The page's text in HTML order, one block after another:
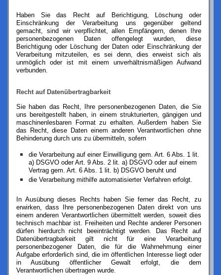
Haben Sie das Recht auf Berichtigung, Löschung oder
Einschränkung der Verarbeitung uns gegenüber geltend
gemacht, sind wir verpflichtet, allen Empfängern, denen Ihre
personenbezogenen Daten offengelegt wurden, diese
Berichtigung oder Löschung der Daten oder Einschränkung der
Verarbeitung mitzuteilen, es sei denn, dies erweist sich als
unmöglich oder ist mit einem unverhältnismäßigen Aufwand
verbunden.
Recht auf Datenübertragbarkeit
Sie haben das Recht, Ihre personenbezogenen Daten, die Sie
uns bereitgestellt haben, in einem strukturierten, gängigen und
maschinenlesbaren Format zu erhalten. Außerdem haben Sie
das Recht, diese Daten einem anderen Verantwortlichen ohne
Behinderung durch uns zu übermitteln, sofern
die Verarbeitung auf einer Einwilligung gem. Art. 6 Abs. 1 lit.
a) DSGVO oder Art. 9 Abs. 2 lit. a) DSGVO oder auf einem
Vertrag gem. Art. 6 Abs. 1 lit. b) DSGVO beruht und
die Verarbeitung mithilfe automatisierter Verfahren erfolgt.
In Ausübung dieses Rechts haben Sie ferner das Recht, zu
erwirken, dass Ihre personenbezogenen Daten direkt von uns
einem anderen Verantwortlichen übermittelt werden, soweit dies
technisch machbar ist. Freiheiten und Rechte anderer Personen
dürfen hierdurch nicht beeinträchtigt werden. Das Recht auf
Datenübertragbarkeit gilt nicht für eine Verarbeitung
personenbezogener Daten, die für die Wahrnehmung einer
Aufgabe erforderlich sind, die im öffentlichen Interesse liegt oder
in Ausübung öffentlicher Gewalt erfolgt, die dem
Verantwortlichen übertragen wurde.